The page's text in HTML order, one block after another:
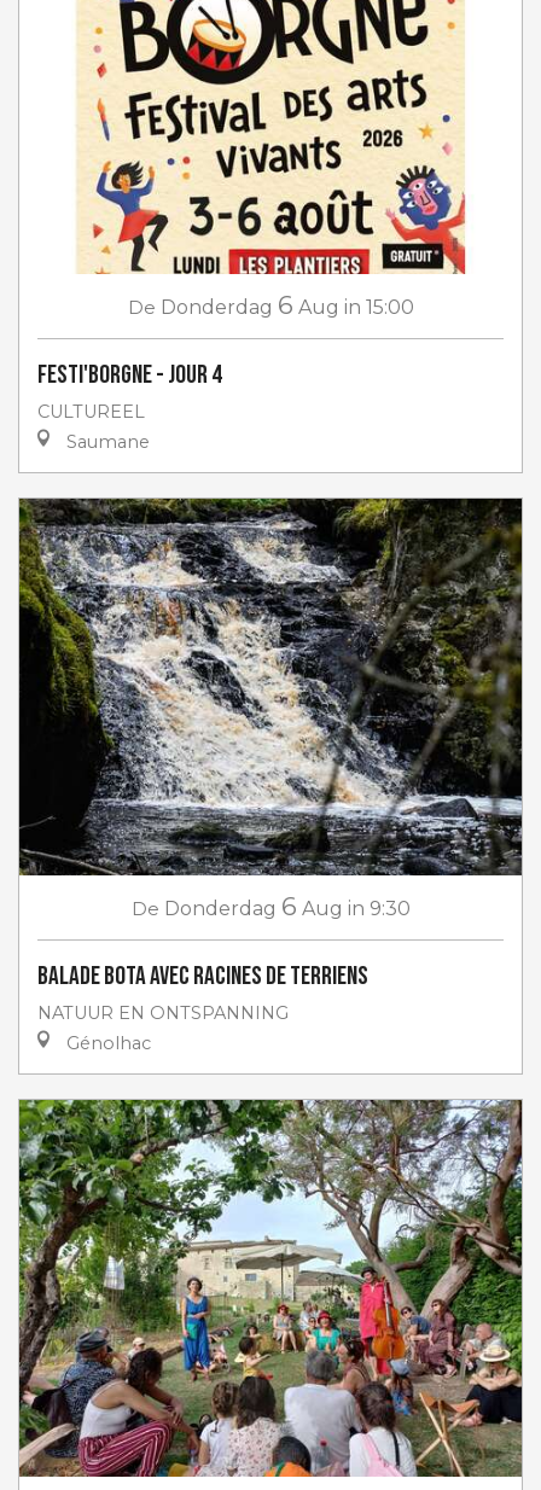
De Donderdag 6 Aug in 15:00
Festi'Borgne - jour 4
CULTUREEL
Saumane
De Donderdag 6 Aug in 9:30
Balade Bota avec Racines de Terriens
NATUUR EN ONTSPANNING
Génolhac